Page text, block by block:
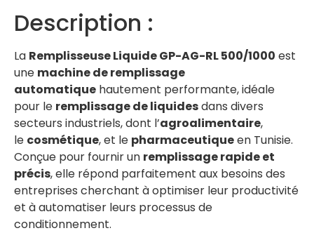
Description :
La Remplisseuse Liquide GP-AG-RL 500/1000 est
une machine de remplissage
automatique hautement performante, idéale
pour le remplissage de liquidesdans divers
secteurs industriels, dont l’agroalimentaire,
le cosmétique, et le pharmaceutiqueen Tunisie.
Conçue pour fournir un remplissage rapide et
précis, elle répond parfaitement aux besoins des
entreprises cherchant à optimiser leur productivité
et à automatiser leurs processus de
conditionnement.